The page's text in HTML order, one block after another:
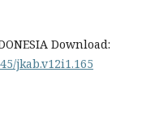
Download:
jkab.v12i1.165